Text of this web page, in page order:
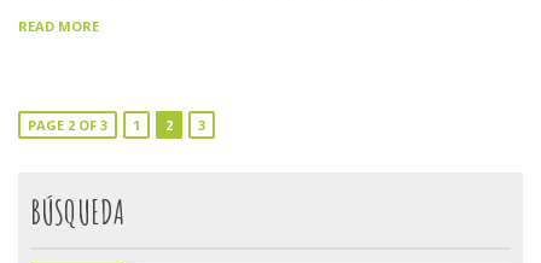
READ MORE
PAGE 2 OF 3 1 2 3
BÚSQUEDA